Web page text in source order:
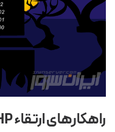
راهکارهای ارتقاء PHP: